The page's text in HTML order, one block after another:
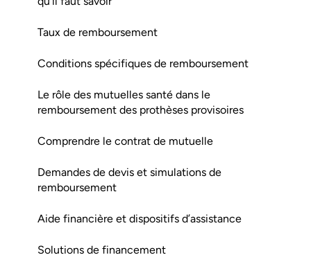
Taux de remboursement
Conditions spécifiques de remboursement
Le rôle des mutuelles santé dans le
remboursement des prothèses provisoires
Comprendre le contrat de mutuelle
Demandes de devis et simulations de
remboursement
Aide financière et dispositifs d’assistance
Solutions de financement